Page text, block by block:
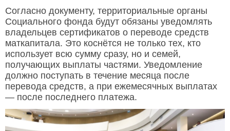
Согласно документу, территориальные органы
Социального фонда будут обязаны уведомлять
владельцев сертификатов о переводе средств
маткапитала. Это коснётся не только тех, кто
использует всю сумму сразу, но и семей,
получающих выплаты частями. Уведомление
должно поступать в течение месяца после
перевода средств, а при ежемесячных выплатах
— после последнего платежа.